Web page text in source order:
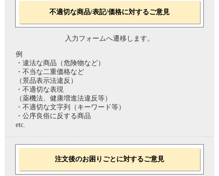
不適切な商品/表記/価格に対するご意見
入力フォームへ遷移します。
例
・違法な商品（危険物など）
・不当な二重価格など
（景品表示法違反）
・不適切な表現
（薬機法、健康増進法違反等）
・不適切な文字列（キーワード等）
・公序良俗に反する商品
etc.
注文後のお困りごとに対するご意見